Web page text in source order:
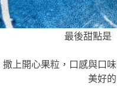
最後甜點是
撒上開心果粒，口感與口
美好